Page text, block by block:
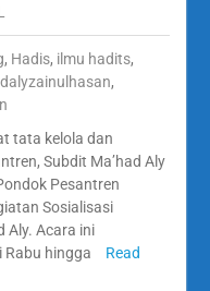
, Hadis, ilmu hadits,
,
tata kelola dan
Subdit Ma’had Aly
Pesantren
Sosialisasi
Aly. Acara ini
Rabu hingga
Read